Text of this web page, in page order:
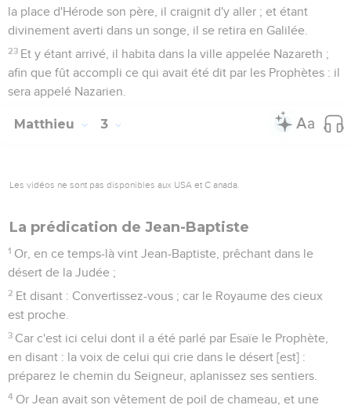
la place d'Hérode son père, il craignit d'y aller ; et étant
divinement averti dans un songe, il se retira en Galilée.
23 Et y étant arrivé, il habita dans la ville appelée Nazareth ;
afin que fût accompli ce qui avait été dit par les Prophètes : il
sera appelé Nazarien.
Matthieu 3
Les vidéos ne sont pas disponibles aux USA et C anada.
La prédication de Jean-Baptiste
1 Or, en ce temps-là vint Jean-Baptiste, prêchant dans le
désert de la Judée ;
2 Et disant : Convertissez-vous ; car le Royaume des cieux
est proche.
3 Car c'est ici celui dont il a été parlé par Esaïe le Prophète,
en disant : la voix de celui qui crie dans le désert [est] :
préparez le chemin du Seigneur, aplanissez ses sentiers.
4 Or Jean avait son vêtement de poil de chameau, et une